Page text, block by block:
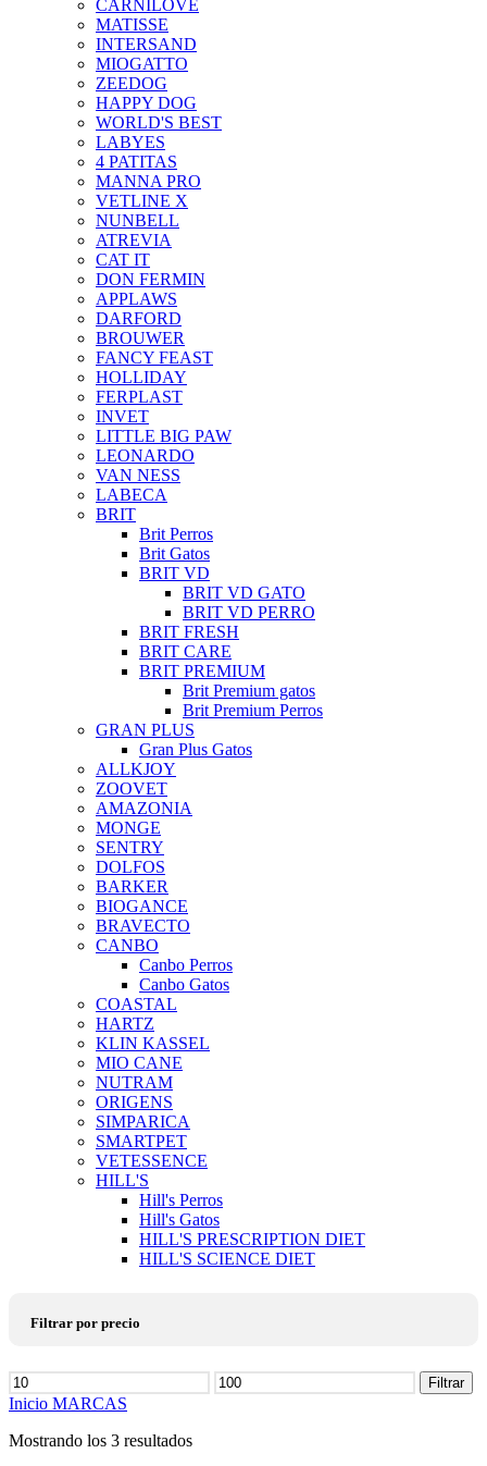
CARNILOVE
MATISSE
INTERSAND
MIOGATTO
ZEEDOG
HAPPY DOG
WORLD'S BEST
LABYES
4 PATITAS
MANNA PRO
VETLINE X
NUNBELL
ATREVIA
CAT IT
DON FERMIN
APPLAWS
DARFORD
BROUWER
FANCY FEAST
HOLLIDAY
FERPLAST
INVET
LITTLE BIG PAW
LEONARDO
VAN NESS
LABECA
BRIT
Brit Perros
Brit Gatos
BRIT VD
BRIT VD GATO
BRIT VD PERRO
BRIT FRESH
BRIT CARE
BRIT PREMIUM
Brit Premium gatos
Brit Premium Perros
GRAN PLUS
Gran Plus Gatos
ALLKJOY
ZOOVET
AMAZONIA
MONGE
SENTRY
DOLFOS
BARKER
BIOGANCE
BRAVECTO
CANBO
Canbo Perros
Canbo Gatos
COASTAL
HARTZ
KLIN KASSEL
MIO CANE
NUTRAM
ORIGENS
SIMPARICA
SMARTPET
VETESSENCE
HILL'S
Hill's Perros
Hill's Gatos
HILL'S PRESCRIPTION DIET
HILL'S SCIENCE DIET
Filtrar por precio
Precio
mínimo
Precio
Filtrar
Inicio MARCAS
Mostrando los 3 resultados